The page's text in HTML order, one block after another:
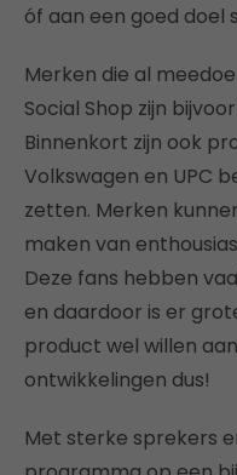
óf aan een goed doel
Merken die al
Social Shop zijn
Binnenkort zijn ook
Volkswagen en UPC
zetten. Merken
maken van
Deze fans hebben
en daardoor is er
product wel willen
ontwikkelingen dus!
Met sterke sprekers